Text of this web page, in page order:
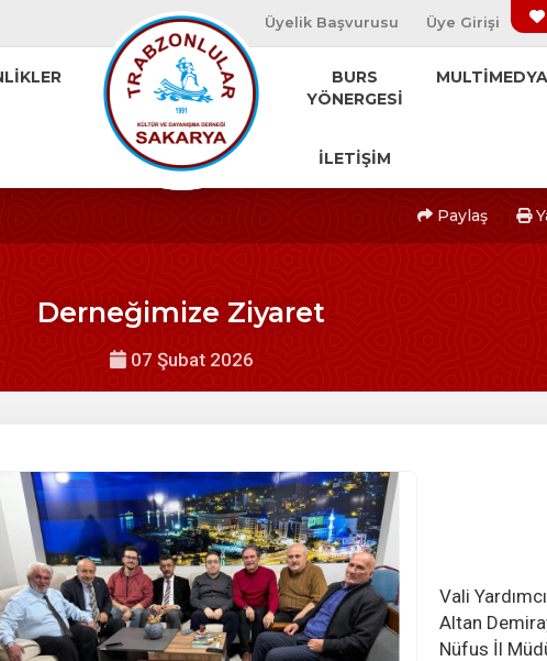
Üyelik Başvurusu Üye Girişi
BURS
YÖNERGESİ
MULTİMEDYA
İLETİŞİM
Paylaş
Derneğimize Ziyaret
07 Şubat 2026
Vali
Altan
Nüfus İl